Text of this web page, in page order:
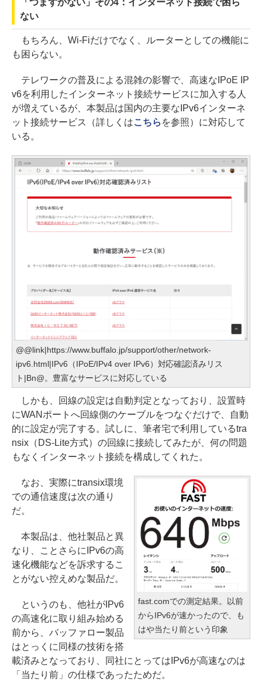
「つまずかない」その4：インターネット接続で困ら
ない
もちろん、Wi-Fiだけでなく、ルーターとしての機能に
も困らない。
テレワークの普及による混雑の影響で、高速なIPoE IP
v6を利用したインターネット接続サービスに加入する人
が増えているが、本製品は国内の主要なIPv6インターネ
ット接続サービス（詳しくはこちら を参照）に対応して
いる。
@@link|https://www.buffalo.jp/support/other/network-
ipv6.html|IPv6（IPoE/IPv4 over IPv6）対応確認済みリス
ト|Bn@。豊富なサービスに対応している
しかも、回線の設定は自動判定となっており、設置時
にWANポートへ回線側のケーブルをつなぐだけで、自動
的に設定が完了する。試しに、筆者宅で利用しているtra
nsix（DS-Lite方式）の回線に接続してみたが、何の問題
もなくインターネット接続を構成してくれた。
fast.comでの測定結果。以前
からIPv6が速かったので、も
はや当たり前という印象
なお、実際にtransix環境
での通信速度は次の通り
だ。
本製品は、他社製品と異
なり、ことさらにIPv6の高
速化機能などを訴求するこ
とがない控えめな製品だ。
というのも、他社がIPv6
の高速化に取り組み始める
前から、バッファロー製品
はとっくに同様の技術を搭
載済みとなっており、同社にとってはIPv6が高速なのは
「当たり前」の仕様であったためだ。